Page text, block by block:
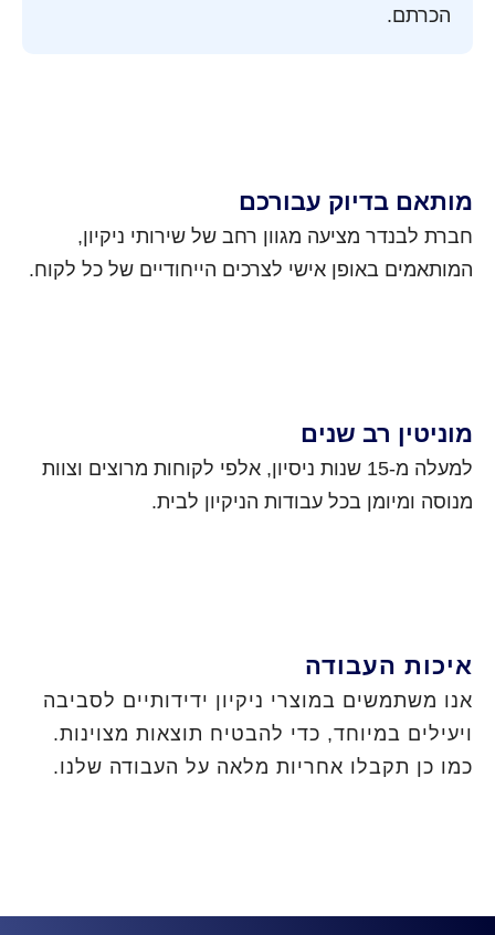
הכרתם.
מותאם בדיוק עבורכם
חברת לבנדר מציעה מגוון רחב של שירותי ניקיון,
המותאמים באופן אישי לצרכים הייחודיים של כל לקוח.
מוניטין רב שנים
למעלה מ-15 שנות ניסיון, אלפי לקוחות מרוצים וצוות
מנוסה ומיומן בכל עבודות הניקיון לבית.
איכות העבודה
אנו משתמשים במוצרי ניקיון ידידותיים לסביבה
ויעילים במיוחד, כדי להבטיח תוצאות מצוינות.
כמו כן תקבלו אחריות מלאה על העבודה שלנו.